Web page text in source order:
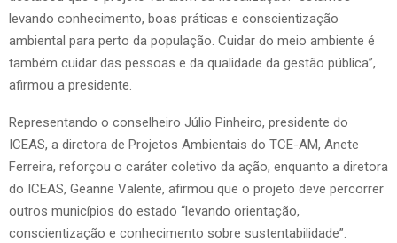
levando conhecimento, boas práticas e conscientização
ambiental para perto da população. Cuidar do meio ambiente é
também cuidar das pessoas e da qualidade da gestão pública”,
afirmou a presidente.
Representando o conselheiro Júlio Pinheiro, presidente do
ICEAS, a diretora de Projetos Ambientais do TCE-AM, Anete
Ferreira, reforçou o caráter coletivo da ação, enquanto a diretora
do ICEAS, Geanne Valente, afirmou que o projeto deve percorrer
outros municípios do estado “levando orientação,
conscientização e conhecimento sobre sustentabilidade”.